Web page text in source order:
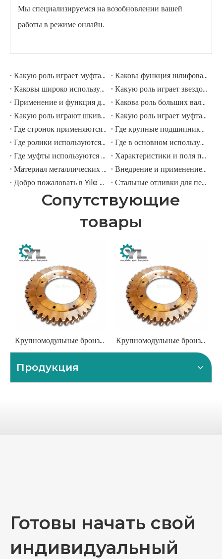
Мы специализируемся на возобновлении вашей
работы в режиме онлайн.
Какую роль играет муфта в шлифовальной мельнице?
Какова функция шлифовальных рулонов в мельнице шлифовации?
Каковы широко используемые аксессуары в шлифовальной мельнице?
Какую роль играет звездочка в горнодобывающем экскаваторе?
Применение и функция дорожных роликов в горнодобывающих экскаваторах
Какова роль больших валов в горнодобывающих экскаваторах?
Какую роль играют шкивы в крупных горнодобывающих экскаваторах?
Какую роль играет муфта в горнодобывающем экскаваторе?
Где стронок применяются в горнодобывающем оборудовании?
Где крупные подшипники применяются в механическом оборудовании?
Где ролики используются в крупномасштабном механическом оборудовании?
Где в основном используются промышленные шкивы?
Где муфты используются в промышленном поле?
Характеристики и поля применения шестерни для елочки
Материал металлических передач
Внедрение и применение прямозубых передач.
Добро пожаловать в Yile Machinery
Стальные отливки для передач
Сопутствующие
товары
Крупномодульные бронзовые червячные колеса для тяжелого промышленного применения Крупномодульные бронзовые червячные колеса для тяжелого промышленного применения
Продукция
Готовы начать свой
индивидуальный